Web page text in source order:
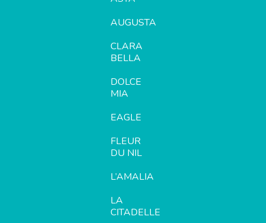
AUGUSTA
CLARA
BELLA
DOLCE
MIA
EAGLE
FLEUR
DU NIL
L’AMALIA
LA
CITADELLE